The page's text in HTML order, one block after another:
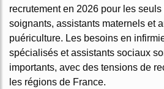
recrutement en 2026 pour les seuls
soignants, assistants maternels et
puériculture. Les besoins en
spécialisés et assistants sociaux
importants, avec des tensions de
les régions de France.